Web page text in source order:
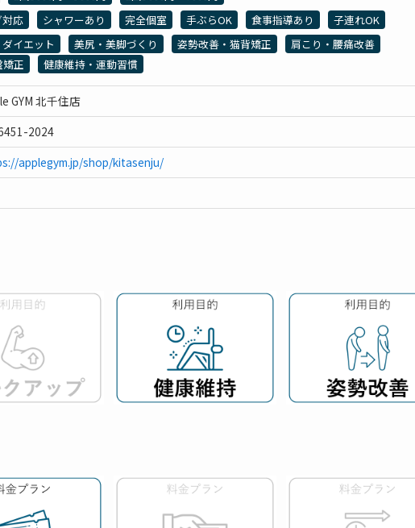
応 シャワーあり 完全個室 手ぶらOK 食事指導あり
子連れOK
ダイエット 美尻・美脚づくり 姿勢改善・猫背矯正
肩こり・腰痛改善
正 健康維持・運動習慣
GYM 北千住店
2024
applegym.jp/shop/kitasenju/